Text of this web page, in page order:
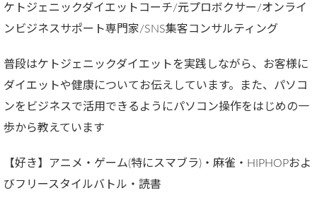
ケトジェニックダイエットコーチ/元プロボクサー/オンライ
ンビジネスサポート専門家/SNS集客コンサルティング
普段はケトジェニックダイエットを実践しながら、お客様に
ダイエットや健康についてお伝えしています。また、パソコ
ンをビジネスで活用できるようにパソコン操作をはじめの一
歩から教えています
【好き】アニメ・ゲーム(特にスマブラ)・麻雀・HIPHOPおよ
びフリースタイルバトル・読書